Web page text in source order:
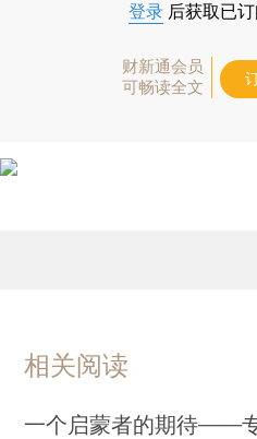
登录 后获取已
财新通会员
可畅读全文
相关阅读
一个启蒙者的期待——